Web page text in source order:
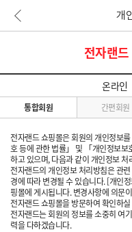
개
전자랜드
온라인
통합회원 간편회원
전자랜드 쇼핑몰은 회원의 개인정보
호 등에 관한 법률」 및 「개인정보
하고 있으며, 다음과 같이 개인정보
전자랜드의 개인정보 처리방침은 관
경에 따라 변경될 수 있습니다. [개인
핑몰에 게시됩니다. 변경사항에 의문
전자랜드 쇼핑몰을 방문하여 확인하
전자랜드는 회원의 정보를 소중히 여
력을 다하겠습니다.